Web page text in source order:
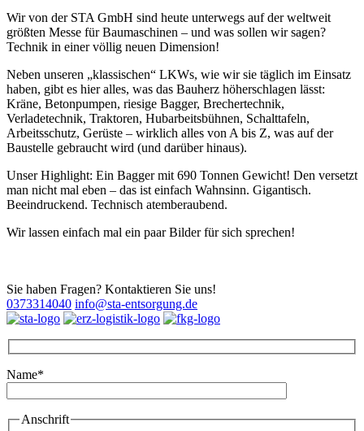
Wir von der STA GmbH sind heute unterwegs auf der weltweit
größten Messe für Baumaschinen – und was sollen wir sagen?
Technik in einer völlig neuen Dimension!
Neben unseren „klassischen“ LKWs, wie wir sie täglich im Einsatz
haben, gibt es hier alles, was das Bauherz höherschlagen lässt:
Kräne, Betonpumpen, riesige Bagger, Brechertechnik,
Verladetechnik, Traktoren, Hubarbeitsbühnen, Schalttafeln,
Arbeitsschutz, Gerüste – wirklich alles von A bis Z, was auf der
Baustelle gebraucht wird (und darüber hinaus).
Unser Highlight: Ein Bagger mit 690 Tonnen Gewicht! Den versetzt
man nicht mal eben – das ist einfach Wahnsinn. Gigantisch.
Beeindruckend. Technisch atemberaubend.
Wir lassen einfach mal ein paar Bilder für sich sprechen!
Sie haben Fragen? Kontaktieren Sie uns!
0373314040 info@sta-entsorgung.de
Name*
Bitte lassen Sie dieses Feld leer.
Anschrift